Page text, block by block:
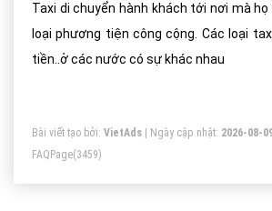
Taxi di chuyển hành khách tới nơi mà
loại phương tiện công cộng. Các loại
tiền..ở các nước có sự khác nhau
Bài viết tạo bởi: VietAds | Ngày cập nhật: 2026-08-
FAQPage(3459)